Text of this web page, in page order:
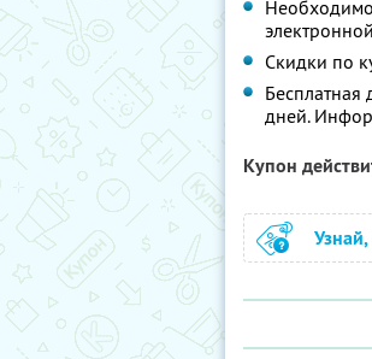
Скидки по
Бесплатная
дней.
Купон